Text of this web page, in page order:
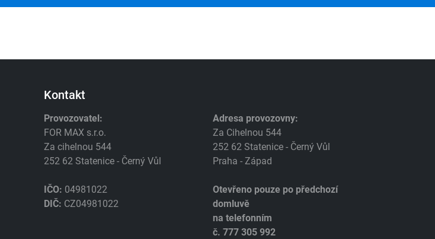
Kontakt
Provozovatel:
FOR MAX s.r.o.
Za cihelnou 544
252 62 Statenice - Černý Vůl
IČO: 04981022
DIČ: CZ04981022
Adresa provozovny:
Za Cihelnou 544
252 62 Statenice - Černý Vůl
Praha - Západ
Otevřeno pouze po předchozí
domluvě
na telefonním
č. 777 305 992